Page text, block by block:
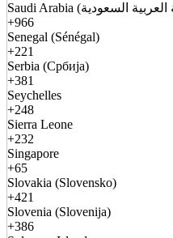
+966
Senegal (Sénégal)
+221
Serbia (Србија)
+381
Seychelles
+248
Sierra Leone
+232
Singapore
+65
Slovakia (Slovensko)
+421
Slovenia (Slovenija)
+386